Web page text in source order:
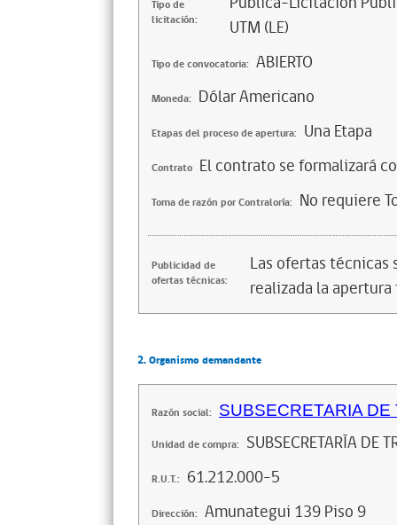
Tipo de
licitación:
UTM (LE)
Tipo de convocatoria: ABIERTO
Moneda: Dólar Americano
Etapas del proceso de apertura: Una Etapa
Contrato El contrato se formalizará
Toma de razón por Contraloría: No requiere
Publicidad de
ofertas técnicas:
Las ofertas
realizada la
2. Organismo demandante
Razón social: SUBSECRETARIA
Unidad de compra: SUBSECRETARÍA DE
R.U.T.: 61.212.000-5
Dirección: Amunategui 139 Piso 9